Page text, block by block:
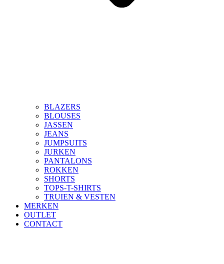
BLAZERS
BLOUSES
JASSEN
JEANS
JUMPSUITS
JURKEN
PANTALONS
ROKKEN
SHORTS
TOPS-T-SHIRTS
TRUIEN & VESTEN
MERKEN
OUTLET
CONTACT